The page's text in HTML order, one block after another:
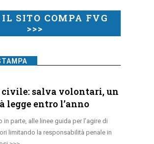
SITO COMPA FVG
>>>
civile: salva volontari, un
legge entro l’anno
in parte, alle linee guida per l’agire di
limitando la responsabilità penale in